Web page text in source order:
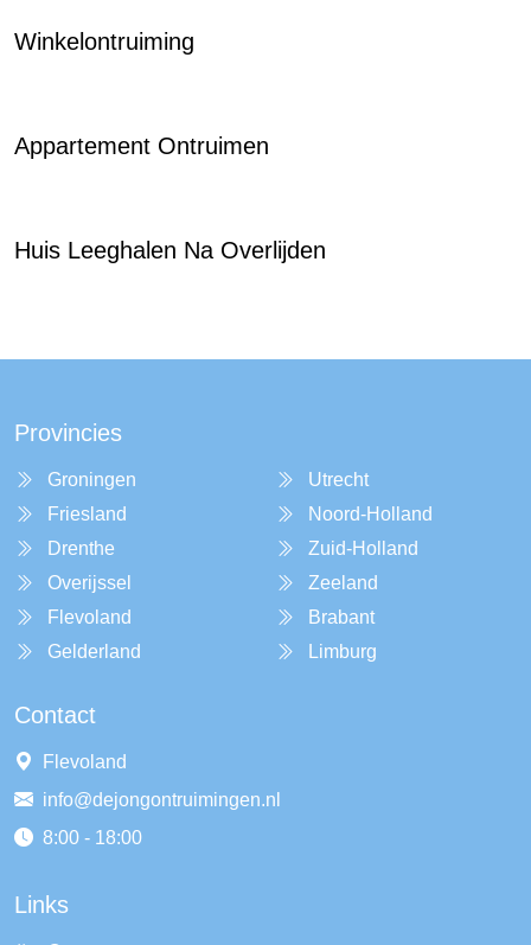
Winkelontruiming
Appartement Ontruimen
Huis Leeghalen Na Overlijden
Provincies
Groningen
Friesland
Drenthe
Overijssel
Flevoland
Gelderland
Utrecht
Noord-Holland
Zuid-Holland
Zeeland
Brabant
Limburg
Contact
Flevoland
info@dejongontruimingen.nl
8:00 - 18:00
Links